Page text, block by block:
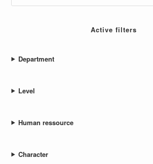
Active filters
Department
Level
Human ressource
Character